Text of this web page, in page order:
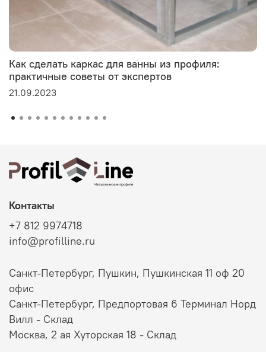
Как сделать каркас для ванны из профиля:
практичные советы от экспертов
21.09.2023
Контакты
+7 812 9974718
info@profilline.ru
Санкт-Петербург, Пушкин, Пушкинская 11 оф 20
офис
Санкт-Петербург, Предпортовая 6 Терминал Норд
Вилл - Склад
Москва, 2 ая Хуторская 18 - Склад